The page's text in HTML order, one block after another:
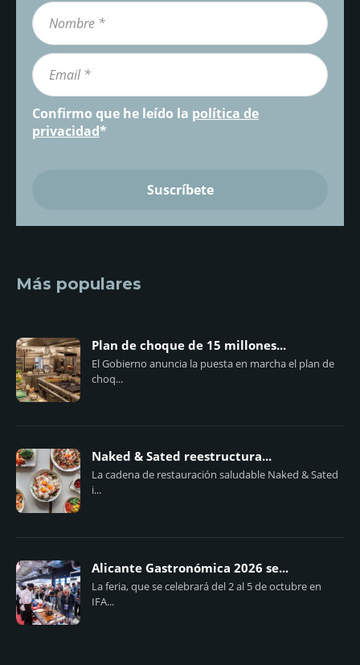
Confirmo que he leído la política de
privacidad*
Más populares
Plan de choque de 15 millones...
El Gobierno anuncia la puesta en marcha el plan de
choq...
Naked & Sated reestructura...
La cadena de restauración saludable Naked & Sated
i...
Alicante Gastronómica 2026 se...
La feria, que se celebrará del 2 al 5 de octubre en
IFA...